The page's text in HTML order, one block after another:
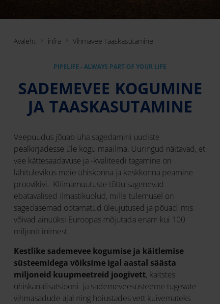
Avaleht infra Vihmavee Taaskasutamine
PIPELIFE - ALWAYS PART OF YOUR LIFE
SADEMEVEE KOGUMINE
JA TAASKASUTAMINE
Veepuudus jõuab üha sagedamini uudiste
pealkirjadesse üle kogu maailma. Uuringud näitavad, et
vee kättesaadavuse ja -kvaliteedi tagamine on
lähitulevikus meie ühiskonna ja keskkonna peamine
proovikivi. Kliimamuutuste tõttu sagenevad
ebatavalised ilmastikuolud, mille tulemusel on
sagedasemad ootamatud üleujutused ja põuad, mis
võivad ainuüksi Euroopas mõjutada enam kui 100
miljonit inimest.
Kestlike sademevee kogumise ja käitlemise
süsteemidega võiksime igal aastal säästa
miljoneid kuupmeetreid joogivett, kaitstes
ühiskanalisatsiooni- ja sademeveesüsteeme tugevate
vihmasadude ajal ning hoiustades vett kuivemateks